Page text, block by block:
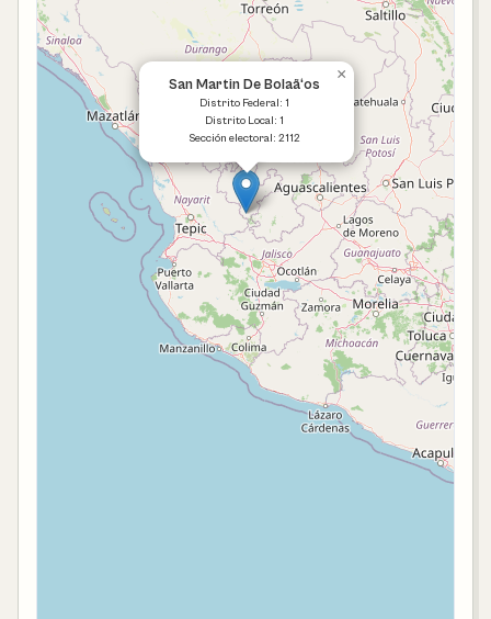
San Martin De Bolaã‘os
Distrito Federal: 1
Distrito Local: 1
Sección electoral: 2112
×